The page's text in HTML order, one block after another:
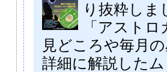
り抜粋しま
「アスト
見どころや毎月
詳細に解説した